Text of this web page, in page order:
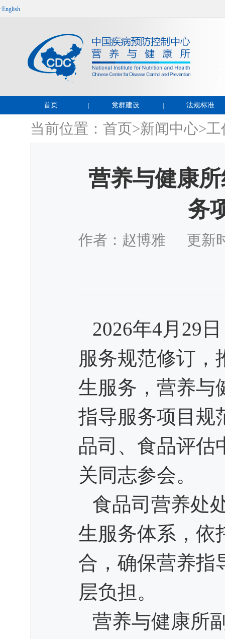
·English
首页 党群建设 法规标准
当前位置： 首页>新闻中心>工
营养与健康
务
作者：赵博雅 更新
2026年4月29
服务规范修订，
生服务，营养与
指导服务项目规
品司、食品评估
关同志参会。
食品司营养处
生服务体系，依
合，确保营养指
层负担。
营养与健康所